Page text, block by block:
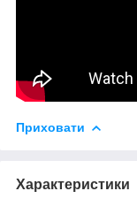
Приховати
Характеристики